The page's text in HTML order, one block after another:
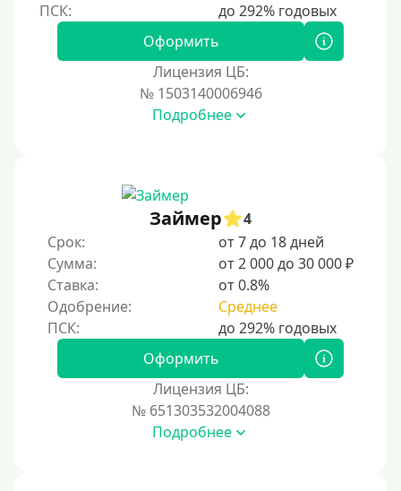
По водительскому удостоверению
Без СНИЛСа
Без подтверждения дохода
Без справок и поручителей
Без посредников
Процент
С пролонгацией (продлением)
Под высокий процент
Оформить
Лицензия ЦБ:
№ 1503140006946
Подробнее
Займер
4
Срок:
от 7 до 18 дней
Сумма:
от 2 000 до 30 000 ₽
Ставка:
от 0.8%
Одобрение:
Среднее
Оформить
Лицензия ЦБ:
№ 651303532004088
Подробнее